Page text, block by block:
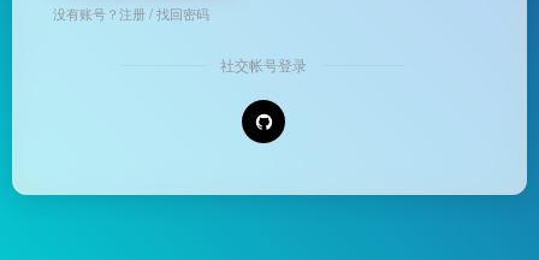
没有账号？注册/找回密码
社交帐号登录